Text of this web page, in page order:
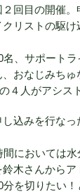
回目の開催
リストの駆
名、サポート
おなじみち
４人がアシス
込みを行な
においては
木さんからア
を切りたい